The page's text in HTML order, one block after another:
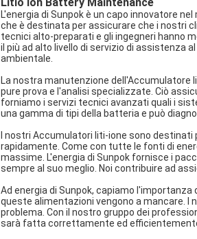
L'energia di Sunpok è un capo innovatore
che è destinata per assicurare che i nostri
tecnici alto-preparati e gli ingegneri hanno
il più ad alto livello di servizio di assistenza
ambientale.
La nostra manutenzione
pure prova e l'analisi specializzate. Ciò
forniamo i servizi tecnici avanzati quali i
una gamma di tipi della batteria e può
I nostri Accumulatori liti-ione sono
rapidamente. Come con tutte le fonti di
massime. L'energia di Sunpok fornisce i
sempre al suo meglio. Noi contribuire ad
Ad energia di Sunpok, capiamo
queste alimentazioni vengono a mancare. I
problema. Con il nostro gruppo dei
sarà fatta correttamente ed